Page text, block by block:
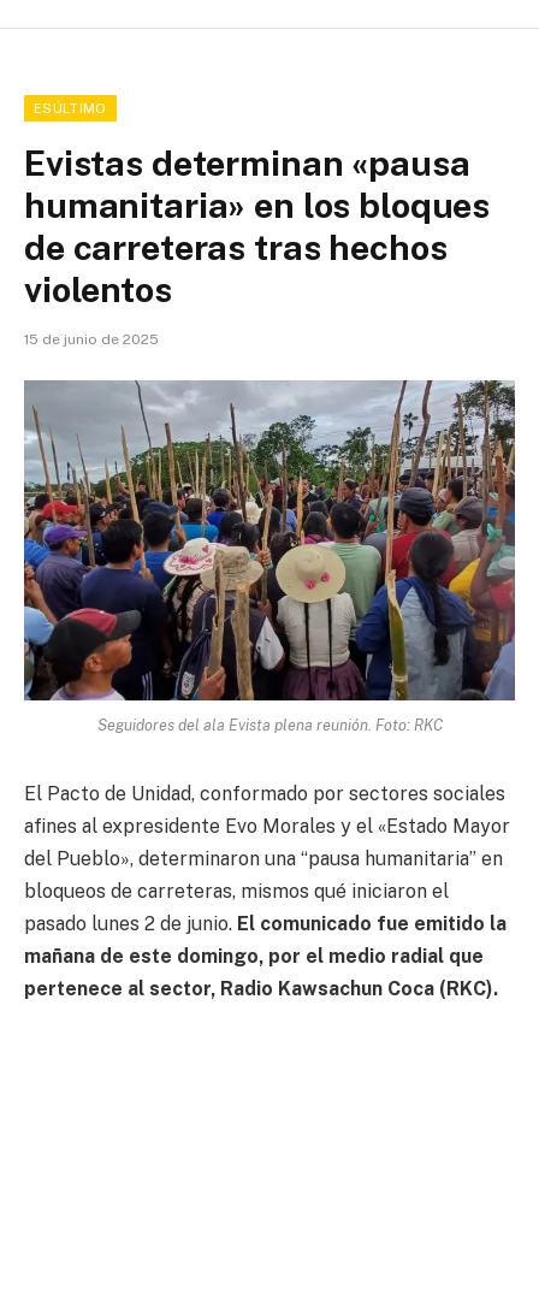
ESÚLTIMO
Evistas determinan «pausa
humanitaria» en los bloques
de carreteras tras hechos
violentos
15 de junio de 2025
Seguidores del ala Evista plena reunión. Foto: RKC
El Pacto de Unidad, conformado por sectores sociales
afines al expresidente Evo Morales y el «Estado Mayor
del Pueblo», determinaron una “pausa humanitaria” en
bloqueos de carreteras, mismos qué iniciaron el
pasado lunes 2 de junio. El comunicado fue emitido la
mañana de este domingo, por el medio radial que
pertenece al sector, Radio Kawsachun Coca (RKC).